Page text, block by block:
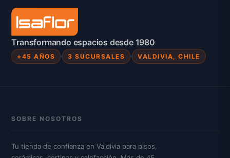
Transformando espacios desde 1980
+45 AÑOS 3 SUCURSALES VALDIVIA, CHILE
SOBRE NOSOTROS
Tu tienda de confianza en Valdivia para pisos,